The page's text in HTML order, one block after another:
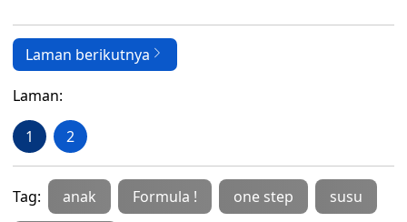
Laman berikutnya
Laman:
1 2
Tag: anak Formula ! one step susu